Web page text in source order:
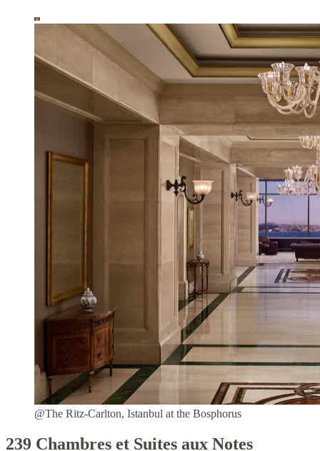
@The Ritz-Carlton, Istanbul at the Bosphorus
239 Chambres et Suites aux Notes